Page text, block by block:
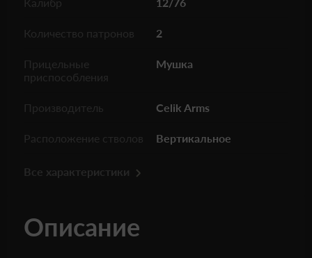
Количество патронов 2
Прицельные
приспособления
Мушка
Производитель Celik Arms
Расположение стволов Вертикальное
Все характеристики
Описание